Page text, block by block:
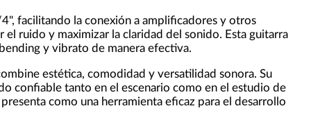
facilitando la conexión a amplificadores y otros
ruido y maximizar la claridad del sonido. Esta guitarra
y vibrato de manera efectiva.
estética, comodidad y versatilidad sonora. Su
confiable tanto en el escenario como en el estudio de
como una herramienta eficaz para el desarrollo